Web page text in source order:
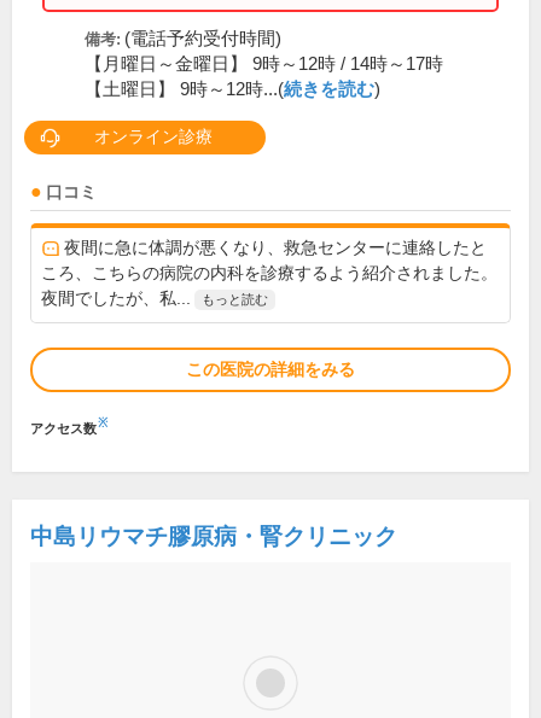
備考: (電話予約受付時間)
【月曜日～金曜日】 9時～12時 / 14時～17時
【土曜日】 9時～12時...(続きを読む)
オンライン診療
口コミ
夜間に急に体調が悪くなり、救急センターに連絡したと
ころ、こちらの病院の内科を診療するよう紹介されました。
夜間でしたが、私...
もっと読む
この医院の詳細をみる
アクセス数※
中島リウマチ膠原病・腎クリニック